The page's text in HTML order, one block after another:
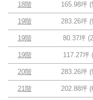
18階 165.98坪 (
19階 283.26坪 (
19階 80.37坪 (
19階 117.27坪 (
20階 283.26坪 (
21階 202.88坪 (